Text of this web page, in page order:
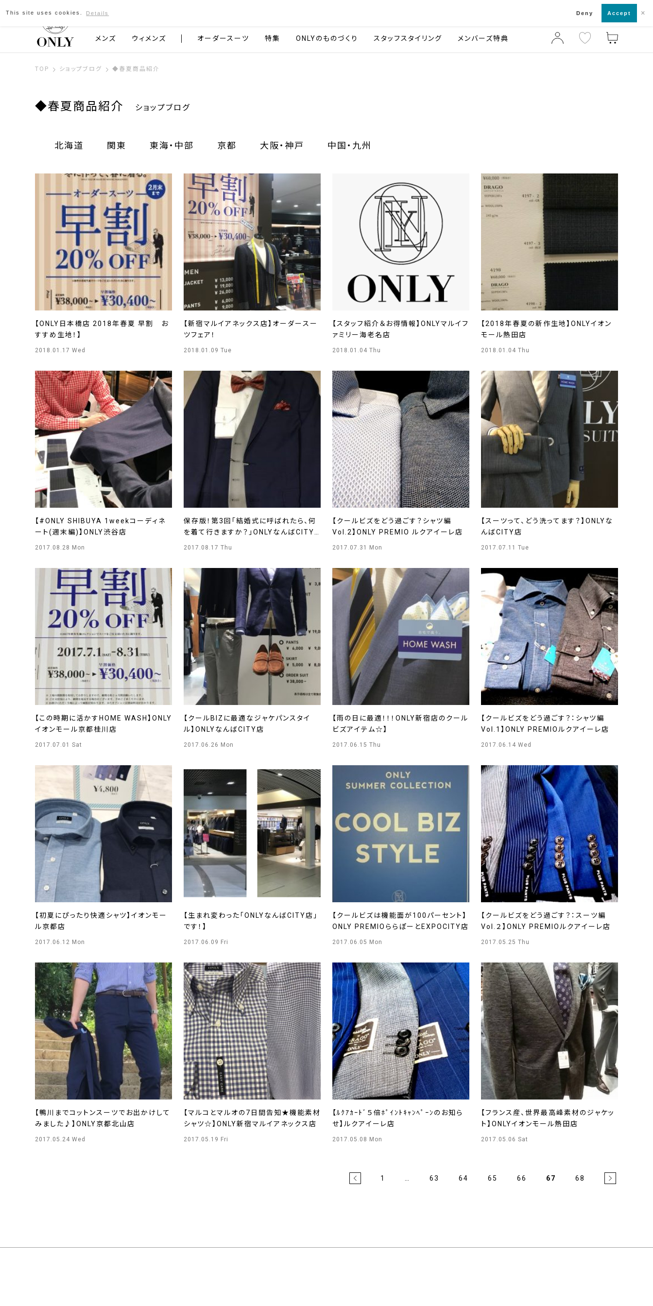
京都発のスーツブランド ONLY 店舗一覧・来店予約
メンズ ウィメンズ オーダースーツ 特集 ONLYのものづくり スタッフスタイリング メンバーズ特典
TOP ショップブログ ◆春夏商品紹介
◆春夏商品紹介 ショップブログ
北海道 関東 東海・中部 京都 大阪・神戸 中国・九州
【ONLY日本橋店 2018年春夏 早割 お
すすめ生地！】
2018.01.17 Wed
【新宿マルイアネックス店】オーダースー
ツフェア！
2018.01.09 Tue
【スタッフ紹介＆お得情報】ONLYマルイフ
ァミリー海老名店
2018.01.04 Thu
【2018年春夏の新作生地】ONLYイオン
モール熱田店
2018.01.04 Thu
【#ONLY SHIBUYA 1weekコーディネ
ート(週末編)】ONLY渋谷店
2017.08.28 Mon
保存版！第3回「結婚式に呼ばれたら、何
を着て行きますか？」ONLYなんばCITY
2017.08.17 Thu
【クールビズをどう過ごす？シャツ編
Vol.2】ONLY PREMIO ルクアイーレ店
2017.07.31 Mon
【スーツって、どう洗ってます？】ONLYな
んばCITY店
2017.07.11 Tue
【この時期に活かすHOME WASH】ONLY
イオンモール京都桂川店
2017.07.01 Sat
【クールBIZに最適なジャケパンスタイ
ル】ONLYなんばCITY店
2017.06.26 Mon
【雨の日に最適！！！ONLY新宿店のクール
ビズアイテム☆】
2017.06.15 Thu
【クールビズをどう過ごす？：シャツ編
Vol.1】ONLY PREMIOルクアイーレ店
2017.06.14 Wed
【初夏にぴったり快適シャツ】イオンモー
ル京都店
2017.06.12 Mon
【生まれ変わった「ONLYなんばCITY店」
です！】
2017.06.09 Fri
【クールビズは機能面が100パーセント】
ONLY PREMIOららぽーとEXPOCITY店
2017.06.05 Mon
【クールビズをどう過ごす？：スーツ編
Vol.２】ONLY PREMIOルクアイーレ店
2017.05.25 Thu
【鴨川までコットンスーツでお出かけして
みました♪】ONLY京都北山店
2017.05.24 Wed
【マルコとマルオの7日間告知★機能素材
シャツ☆】ONLY新宿マルイアネックス店
2017.05.19 Fri
【ﾙｸｱｶｰﾄﾞ５倍ﾎﾟｲﾝﾄｷｬﾝﾍﾟｰﾝのお知ら
せ】ルクアイーレ店
2017.05.08 Mon
【フランス産、世界最高峰素材のジャケッ
ト】ONLYイオンモール熱田店
2017.05.06 Sat
1 63 64 65 66 67 68
This site uses cookies. Details Deny Accept ×